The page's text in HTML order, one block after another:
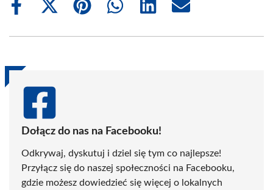
Share
Share
(Twitter)
Share
Share
Share
Share
Dołącz do nas na Facebooku!
Odkrywaj, dyskutuj i dziel się tym co najlepsze!
Przyłącz się do naszej społeczności na Facebooku,
gdzie możesz dowiedzieć się więcej o lokalnych